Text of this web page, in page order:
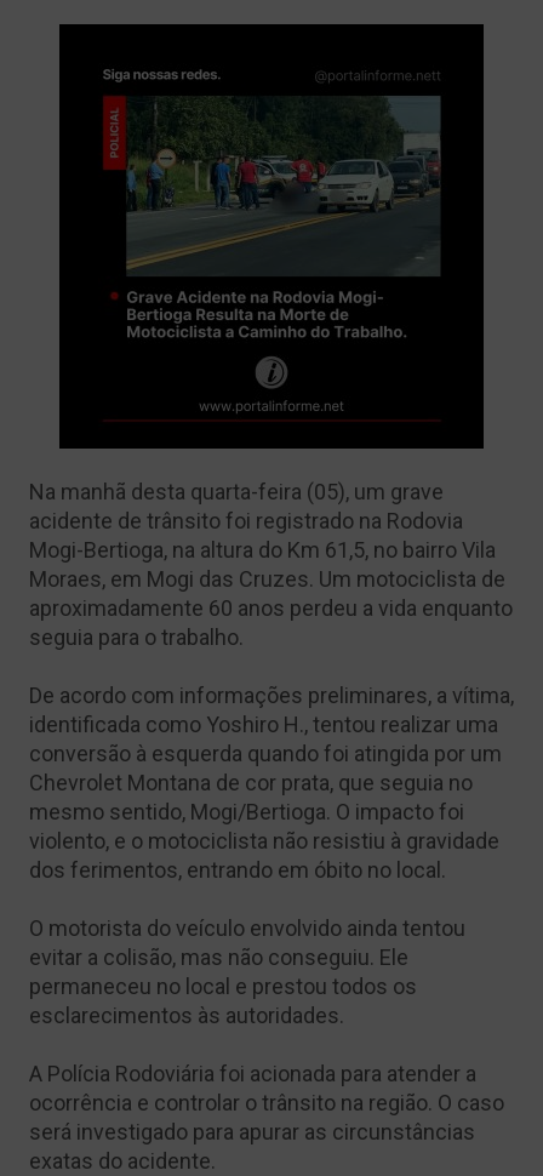
Na manhã desta quarta-feira (05), um grave
acidente de trânsito foi registrado na Rodovia
Mogi-Bertioga, na altura do Km 61,5, no bairro Vila
Moraes, em Mogi das Cruzes. Um motociclista de
aproximadamente 60 anos perdeu a vida enquanto
seguia para o trabalho.
De acordo com informações preliminares, a vítima,
identificada como Yoshiro H., tentou realizar uma
conversão à esquerda quando foi atingida por um
Chevrolet Montana de cor prata, que seguia no
mesmo sentido, Mogi/Bertioga. O impacto foi
violento, e o motociclista não resistiu à gravidade
dos ferimentos, entrando em óbito no local.
O motorista do veículo envolvido ainda tentou
evitar a colisão, mas não conseguiu. Ele
permaneceu no local e prestou todos os
esclarecimentos às autoridades.
A Polícia Rodoviária foi acionada para atender a
ocorrência e controlar o trânsito na região. O caso
será investigado para apurar as circunstâncias
exatas do acidente.